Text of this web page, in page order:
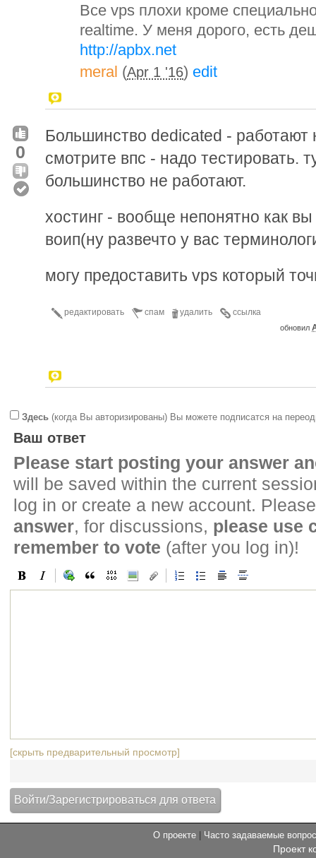
Все vps плохи кроме
realtime. У меня дорого, есть
http://apbx.net
meral (Apr 1 '16) edit
0
Большинство dedicated -
смотрите впс - надо тестировать.
большинство не работают.
хостинг - вообще непонятно как вы
воип(ну развечто у вас
могу предоставить vps который
ссылка
удалить
спам
редактировать
обновил
Здесь (когда Вы авторизированы) Вы можете подписатся на
Ваш ответ
Please start posting your answer
will be saved within the current
log in or create a new account.
answer, for discussions, please use
remember to vote (after you log in)!
[скрыть предварительный просмотр]
О проекте Часто задаваемые
Проект